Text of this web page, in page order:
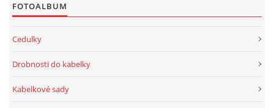
FOTOALBUM
Cedulky
Drobnosti do kabelky
Kabelkové sady